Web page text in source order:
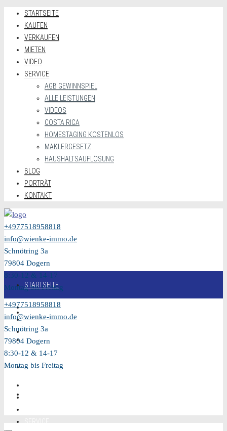
STARTSEITE
KAUFEN
VERKAUFEN
MIETEN
VIDEO
SERVICE
AGB GEWINNSPIEL
ALLE LEISTUNGEN
VIDEOS
COSTA RICA
HOMESTAGING KOSTENLOS
MAKLERGESETZ
HAUSHALTSAUFLÖSUNG
BLOG
PORTRÄT
KONTAKT
+4977518958818
info@wienke-immo.de
Schnötring 3a
79804 Dogern
8:30-12 & 14-17
Montag bis Freitag
STARTSEITE
VERKAUFEN
MIETEN
+4977518958818
info@wienke-immo.de
Schnötring 3a
79804 Dogern
8:30-12 & 14-17
Montag bis Freitag